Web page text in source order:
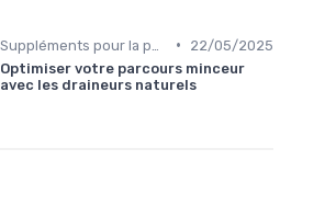
•
22/05/2025
Optimiser votre parcours minceur
avec les draineurs naturels